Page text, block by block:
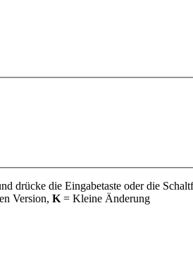
drücke die Eingabetaste oder die
Version, K = Kleine Änderung